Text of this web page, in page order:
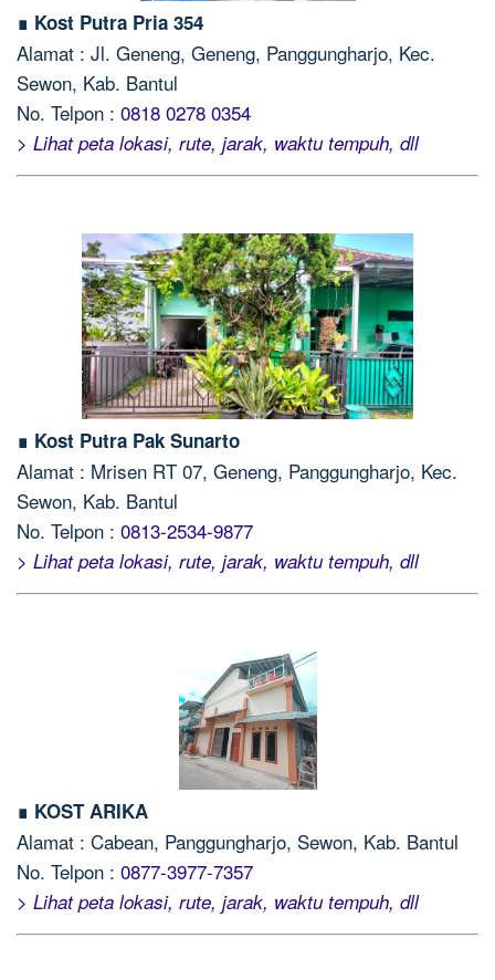
∎ Kost Putra Pria 354
Alamat : Jl. Geneng, Geneng, Panggungharjo, Kec.
Sewon, Kab. Bantul
No. Telpon : 0818 0278 0354
> Lihat peta lokasi, rute, jarak, waktu tempuh, dll
∎ Kost Putra Pak Sunarto
Alamat : Mrisen RT 07, Geneng, Panggungharjo, Kec.
Sewon, Kab. Bantul
No. Telpon : 0813-2534-9877
> Lihat peta lokasi, rute, jarak, waktu tempuh, dll
∎ KOST ARIKA
Alamat : Cabean, Panggungharjo, Sewon, Kab. Bantul
No. Telpon : 0877-3977-7357
> Lihat peta lokasi, rute, jarak, waktu tempuh, dll